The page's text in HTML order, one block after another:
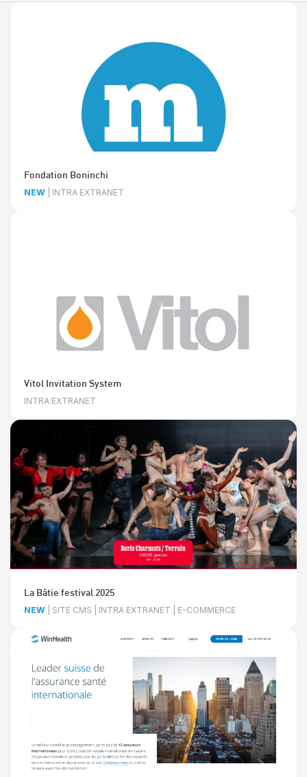
Fondation Boninchi
NEW | INTRA EXTRANET
Vitol Invitation System
INTRA EXTRANET
La Bâtie festival 2025
NEW | SITE CMS | INTRA EXTRANET | E-COMMERCE